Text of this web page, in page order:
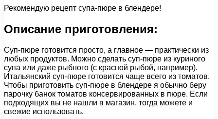
Рекомендую рецепт супа-пюре в блендере!
Описание приготовления:
Суп-пюре готовится просто, а главное — практически из
любых продуктов. Можно сделать суп-пюре из куриного
супа или даже рыбного (с красной рыбой, например).
Итальянский суп-пюре готовится чаще всего из томатов.
Чтобы приготовить суп-пюре в блендере я обычно беру
парочку банок томатов консервированных в пюре. Если
подходящих вы не нашли в магазин, тогда можете и
свежие использовать.